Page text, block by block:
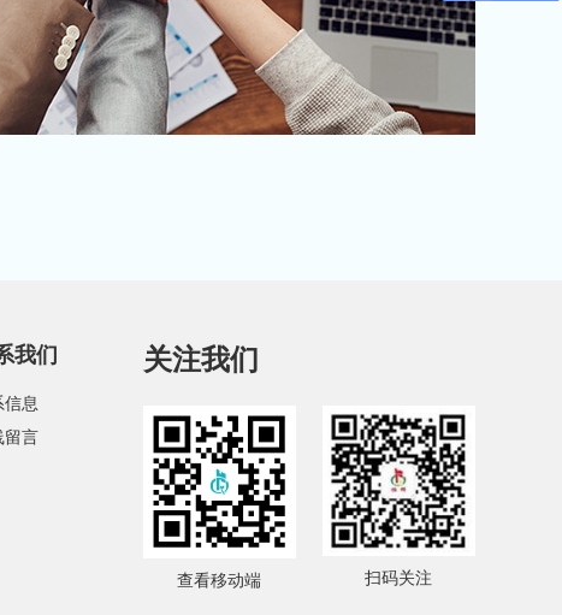
我们
信息
留言
关注我们
查看移动端 扫码关注